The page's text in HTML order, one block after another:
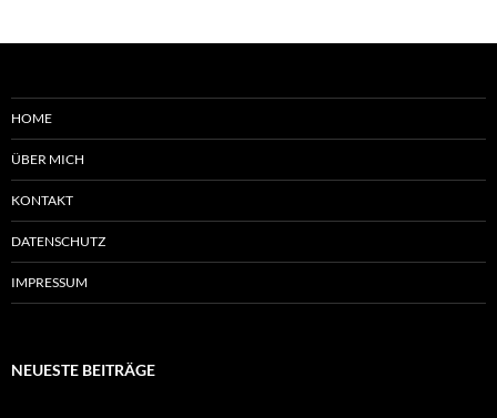
HOME
ÜBER MICH
KONTAKT
DATENSCHUTZ
IMPRESSUM
NEUESTE BEITRÄGE